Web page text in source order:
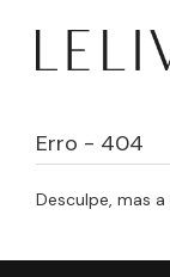
Erro - 404
Desculpe, mas